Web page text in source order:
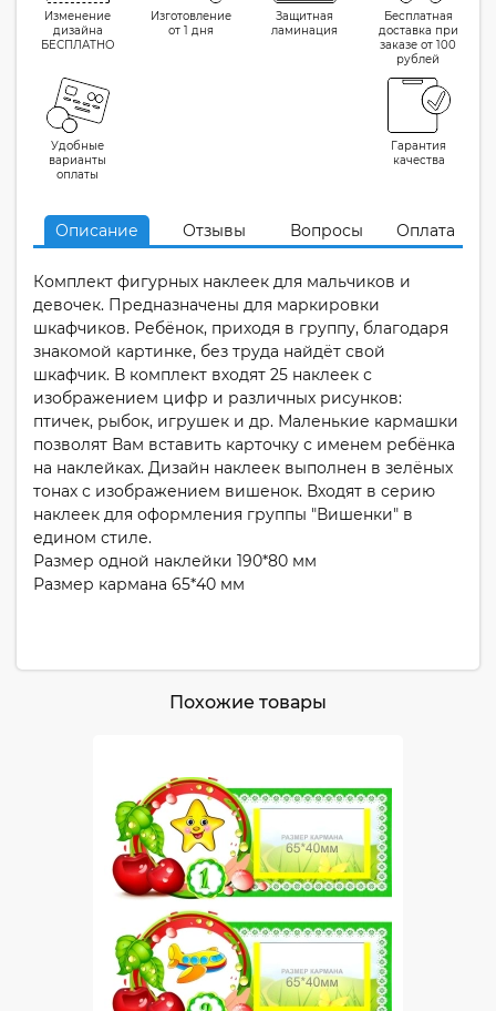
Изменение
дизайна
БЕСПЛАТНО
Изготовление
от 1 дня
Защитная
ламинация
Бесплатная
доставка при
заказе от 100
рублей
Удобные
варианты
оплаты
Гарантия
качества
Описание Отзывы Вопросы Оплата
Комплект фигурных наклеек для мальчиков и
девочек. Предназначены для маркировки
шкафчиков. Ребёнок, приходя в группу, благодаря
знакомой картинке, без труда найдёт свой
шкафчик. В комплект входят 25 наклеек с
изображением цифр и различных рисунков:
птичек, рыбок, игрушек и др. Маленькие кармашки
позволят Вам вставить карточку с именем ребёнка
на наклейках. Дизайн наклеек выполнен в зелёных
тонах с изображением вишенок. Входят в серию
наклеек для оформления группы "Вишенки" в
едином стиле.
Размер одной наклейки 190*80 мм
Размер кармана 65*40 мм
Похожие товары